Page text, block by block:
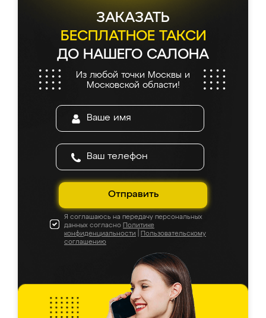
ЗАКАЗАТЬ
БЕСПЛАТНОЕ ТАКСИ
ДО НАШЕГО САЛОНА
Из любой точки Москвы и
Московской области!
Отправить
Я соглашаюсь на передачу персональных
данных согласно Политике
конфиденциальности
Пользовательскому
соглашению